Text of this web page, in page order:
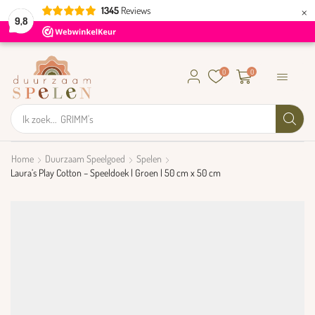
9,8
1345 Reviews ×
Ik zoek... GRIMM's
0 0
Home Duurzaam Speelgoed
Spelen
Laura’s Play Cotton – Speeldoek | Groen | 50 cm x 50 cm